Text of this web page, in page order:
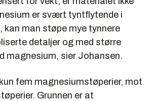
er svært tyntflytende i
kan man støpe mye tynnere
detaljer og med større
magnesium, sier Johansen.
kun fem magnesiumstøperier, mot
Grunnen er at